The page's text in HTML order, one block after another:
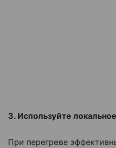
3. Используйте
При перегреве